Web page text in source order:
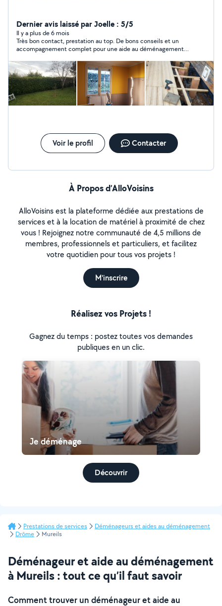
Dernier avis laissé par Joelle : 5/5
Il y a plus de 6 mois
Très bon contact, prestation au top. De bons conseils et un
accompagnement complet pour une aide au déménagement.
Voir le profil Contacter
À Propos d’AlloVoisins
AlloVoisins est la plateforme dédiée aux prestations de
services et à la location de matériel à proximité de chez
vous ! Rejoignez notre communauté de 4,5 millions de
membres, professionnels et particuliers, et facilitez
votre quotidien pour tous vos projets !
M'inscrire
Réalisez vos Projets !
Gagnez du temps : postez toutes vos demandes
publiques en un clic.
Je déménage
Découvrir
Prestations de services
Déménageurs et aides au déménagement
Drôme
Mureils
Déménageur et aide au déménagement
à Mureils : tout ce qu’il faut savoir
Comment trouver un déménageur et aide au